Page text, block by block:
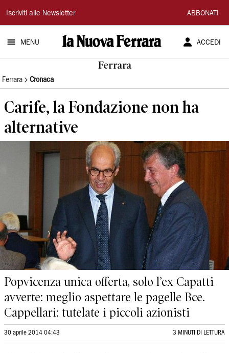
La
Nuova
Ferrara
Iscriviti alle Newsletter ABBONATI
MENU ACCEDI
Ferrara
Ferrara Cronaca
Carife, la Fondazione non ha
alternative
Popvicenza unica offerta, solo l’ex Capatti
avverte: meglio aspettare le pagelle Bce.
Cappellari: tutelate i piccoli azionisti
30 aprile 2014 04:43 3 MINUTI DI LETTURA